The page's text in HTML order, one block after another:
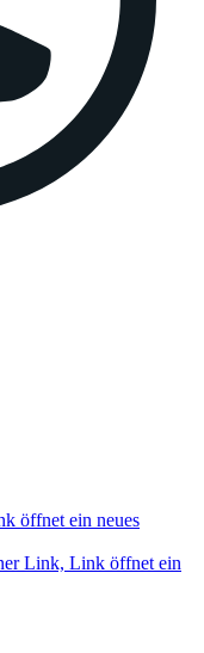
öffnet ein neues
Link, Link öffnet ein